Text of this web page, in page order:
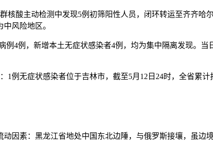
核酸主动检测中发现5例初筛阳性人员，闭环转运至齐齐哈
风险地区。
例4例，新增本土无症状感染者4例，均为集中隔离发现。
例无症状感染者位于吉林市，截至5月12日24时，全省累
因素：黑龙江省地处中国东北边陲，与俄罗斯接壤，虽边